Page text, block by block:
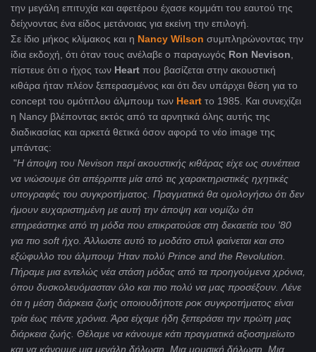
την μεγάλη επιτυχία και αφετέρου έχασε κομμάτι του εαυτού της
δείχνοντας ένα είδος μετάνοιας για εκείνη την επιλογή.
Σε ίδιο μήκος κλίμακος και η Nancy Wilson συμπληρώνοντας την
ίδια εκδοχή, ότι όταν τους ανέλαβε ο παραγωγός Ron Nevison
πίστευε ότι ο ήχος των Heart που βασίζεται στην ακουστική
κιθάρα ήταν πλέον ξεπερασμένος και ότι δεν υπάρχει θέση για το
concept του ομότιτλου άλμπουμ των Heart το 1985. Και συνεχίζει
η Nancy βλέποντας εκτός από τα αρνητικά όλης αυτής της
διαδικασίας και αρκετά θετικά όσον αφορά το νέο image της
μπάντας:
"Η άποψη του Nevison περί ακουστικής κιθάρας είχε ως συνέπεια
να νιώσουμε ότι απέρριπτε μία από τις χαρακτηριστικές ηχητικές
υπογραφές του συγκροτήματος. Πραγματικά θα ομολογήσω ότι δεν
ήμουν ευχαριστημένη με αυτή την άποψη και νομίζω ότι
επηρεάστηκε από τη μόδα που επικρατούσε στη δεκαετία του '80
για πιο soft ήχο. Άλλωστε αυτό το μοδάτο στυλ φαίνεται και στο
εξώφυλλο του άλμπουμ Ήταν πολύ Prince and the Revolution.
Πήραμε μια εντελώς νέα στάση μόδας από τα προηγούμενα χρόνια,
όπου δυσκολευόμασταν όλο και πιο πολύ να μας προσέξουν. Λένε
ότι η μέση διάρκεια ζωής οποιουδήποτε ροκ συγκροτήματος είναι
τρία έως πέντε χρόνια. Άρα είχαμε ήδη ξεπεράσει την πρώτη μας
διάρκεια ζωής. Θέλαμε να κάνουμε κάτι πραγματικά αξιοσημείωτο
και να κάνουμε μια μεγάλη δήλωση. Μια μουσική δήλωση. Μια